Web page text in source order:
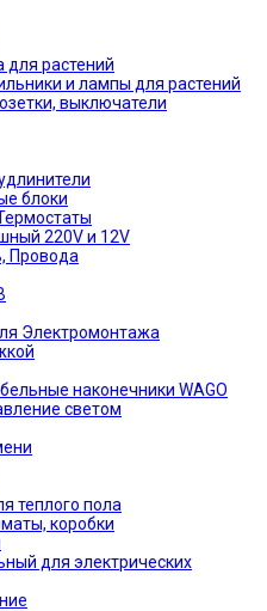
для растений
и лампы для растений
выключатели
блоки
220V и 12V
Провода
Электромонтажа
наконечники WAGO
светом
теплого пола
коробки
для электрических